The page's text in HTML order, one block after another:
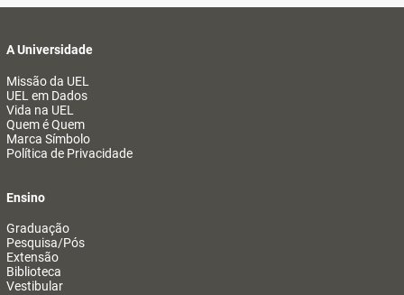
A Universidade
Missão da UEL
UEL em Dados
Vida na UEL
Quem é Quem
Marca Símbolo
Política de Privacidade
Ensino
Graduação
Pesquisa/Pós
Extensão
Biblioteca
Vestibular